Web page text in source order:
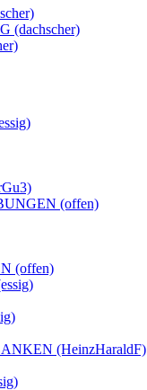
(dachscher)
(offen)
(offen)
(HeinzHaraldF)